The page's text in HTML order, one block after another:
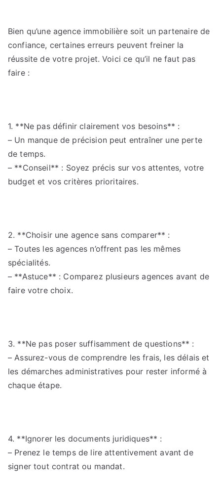
Bien qu’une agence immobilière soit un partenaire de
confiance, certaines erreurs peuvent freiner la
réussite de votre projet. Voici ce qu’il ne faut pas
faire :
1. **Ne pas définir clairement vos besoins** :
– Un manque de précision peut entraîner une perte
de temps.
– **Conseil** : Soyez précis sur vos attentes, votre
budget et vos critères prioritaires.
2. **Choisir une agence sans comparer** :
– Toutes les agences n’offrent pas les mêmes
spécialités.
– **Astuce** : Comparez plusieurs agences avant de
faire votre choix.
3. **Ne pas poser suffisamment de questions** :
– Assurez-vous de comprendre les frais, les délais et
les démarches administratives pour rester informé à
chaque étape.
4. **Ignorer les documents juridiques** :
– Prenez le temps de lire attentivement avant de
signer tout contrat ou mandat.